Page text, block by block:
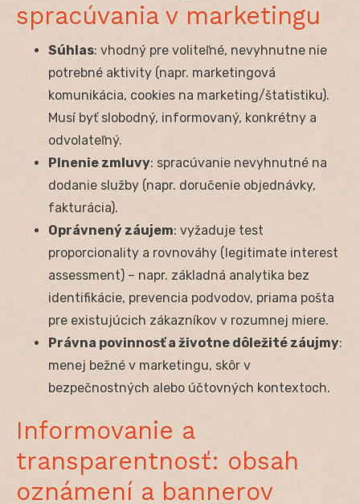
spracúvania v marketingu
Súhlas: vhodný pre voliteľné, nevyhnutne nie
potrebné aktivity (napr. marketingová
komunikácia, cookies na marketing/štatistiku).
Musí byť slobodný, informovaný, konkrétny a
odvolateľný.
Plnenie zmluvy: spracúvanie nevyhnutné na
dodanie služby (napr. doručenie objednávky,
fakturácia).
Oprávnený záujem: vyžaduje test
proporcionality a rovnováhy (legitimate interest
assessment) – napr. základná analytika bez
identifikácie, prevencia podvodov, priama pošta
pre existujúcich zákazníkov v rozumnej miere.
Právna povinnosť a životne dôležité záujmy:
menej bežné v marketingu, skôr v
bezpečnostných alebo účtovných kontextoch.
Informovanie a
transparentnosť: obsah
oznámení a bannerov